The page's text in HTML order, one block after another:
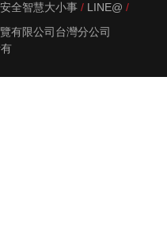
全智慧大小事
LINE@
有限公司台灣分公司